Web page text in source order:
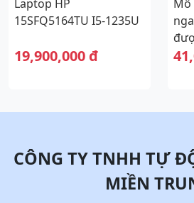
Laptop HP
15SFQ5164TU I5-1235U
19,900,000 đ
Mô
CÔNG TY TNHH TỰ
MIỀN